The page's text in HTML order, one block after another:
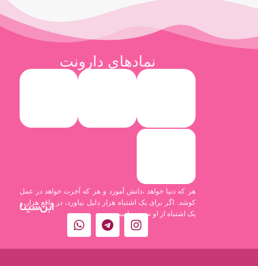
نمادهای دارونت
هر که دنیا خواهد ،دانش آموزد و هر که آخرت خواهد در عمل
کوشد. اگر برای یک اشتباه هزار دلیل بیاورد، در واقع هزار و
یک اشتباه از او سرزده است.
ابن‌سینا